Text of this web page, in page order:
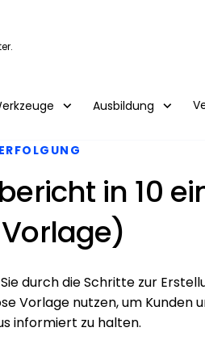
Ausbildung
in 10
durch die Schritte zur
Vorlage nutzen, um
informiert zu halten.